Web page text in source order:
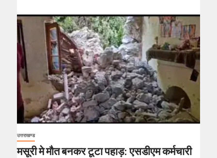
उत्तराखण्ड
मसूरी मे मौत बनकर टूटा पहाड़: एसडीएम कर्मचारी